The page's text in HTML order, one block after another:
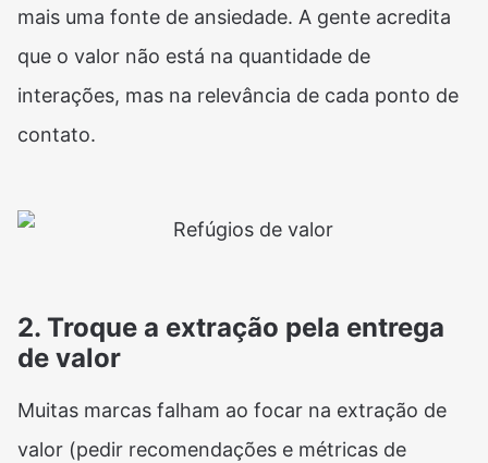
mais uma fonte de ansiedade. A gente acredita
que o valor não está na quantidade de
interações, mas na relevância de cada ponto de
contato.
2. Troque a extração pela entrega
de valor
Muitas marcas falham ao focar na extração de
valor (pedir recomendações e métricas de